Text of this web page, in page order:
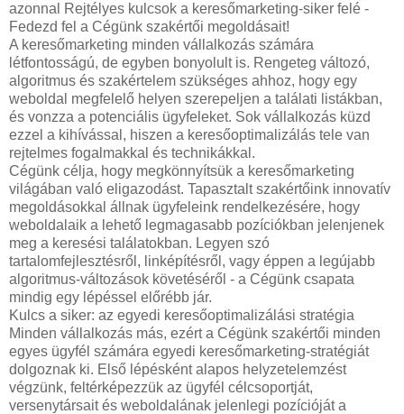
azonnal Rejtélyes kulcsok a keresőmarketing-siker felé -
Fedezd fel a Cégünk szakértői megoldásait!
A keresőmarketing minden vállalkozás számára
létfontosságú, de egyben bonyolult is. Rengeteg változó,
algoritmus és szakértelem szükséges ahhoz, hogy egy
weboldal megfelelő helyen szerepeljen a találati listákban,
és vonzza a potenciális ügyfeleket. Sok vállalkozás küzd
ezzel a kihívással, hiszen a keresőoptimalizálás tele van
rejtelmes fogalmakkal és technikákkal.
Cégünk célja, hogy megkönnyítsük a keresőmarketing
világában való eligazodást. Tapasztalt szakértőink innovatív
megoldásokkal állnak ügyfeleink rendelkezésére, hogy
weboldalaik a lehető legmagasabb pozíciókban jelenjenek
meg a keresési találatokban. Legyen szó
tartalomfejlesztésről, linképítésről, vagy éppen a legújabb
algoritmus-változások követéséről - a Cégünk csapata
mindig egy lépéssel előrébb jár.
Kulcs a siker: az egyedi keresőoptimalizálási stratégia
Minden vállalkozás más, ezért a Cégünk szakértői minden
egyes ügyfél számára egyedi keresőmarketing-stratégiát
dolgoznak ki. Első lépésként alapos helyzetelemzést
végzünk, feltérképezzük az ügyfél célcsoportját,
versenytársait és weboldalának jelenlegi pozícióját a